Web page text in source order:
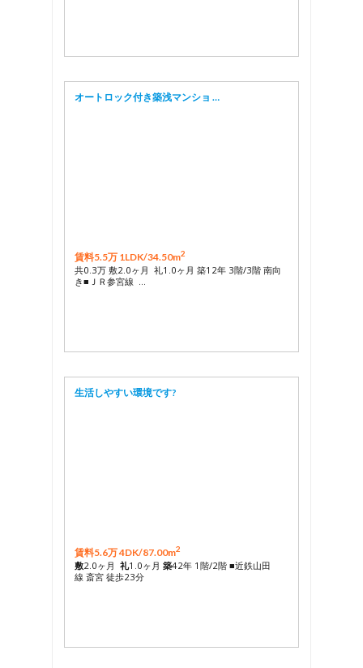
オートロック付き築浅マンショ …
賃料5.5万 1LDK/34.50m2
共0.3万 敷2.0ヶ月 礼1.0ヶ月 築12年 3階/3階 南向
き■ＪＲ参宮線 …
生活しやすい環境です?
賃料5.6万 4DK/87.00m2
敷2.0ヶ月 礼1.0ヶ月 築42年 1階/2階 ■近鉄山田
線 斎宮 徒歩23分